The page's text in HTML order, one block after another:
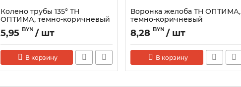
Колено трубы 135° ТН
ОПТИМА, темно-коричневый
5,95 BYN / шт
В корзину
Воронка желоба ТН ОПТИМА,
темно-коричневый
8,28 BYN / шт
В корзину